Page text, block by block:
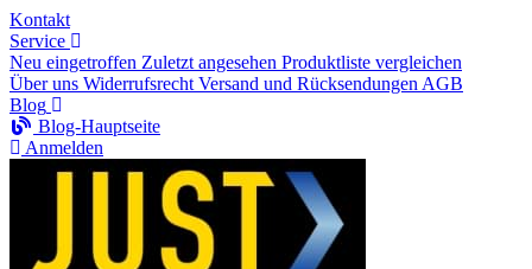
Kontakt
Service
Neu eingetroffen Zuletzt angesehen Produktliste vergleichen
Über uns Widerrufsrecht Versand und Rücksendungen AGB
Blog
Blog-Hauptseite
Anmelden